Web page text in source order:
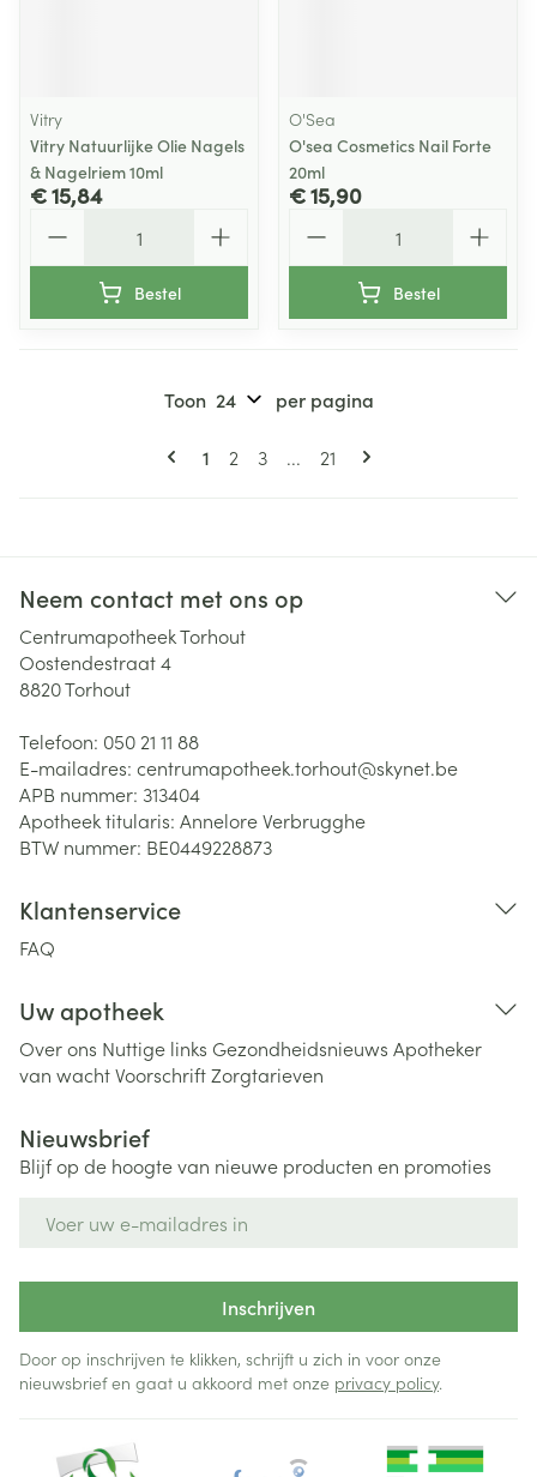
Vitry
Vitry Natuurlijke Olie Nagels
& Nagelriem 10ml
€ 15,84
Bestel
O'Sea
O'sea Cosmetics Nail Forte
20ml
€ 15,90
Bestel
Pagina's
U lees momenteel pagina
1 Pagina
2 Pagina
3 ... Pagina
21
Toon per pagina
Neem contact met ons op
Centrumapotheek Torhout
Oostendestraat 4
8820Torhout
Telefoon: 050 21 11 88
E-mailadres: centrumapotheek.torhout@skynet.be
APB nummer: 313404
Apotheek titularis: Annelore Verbrugghe
BTW nummer: BE0449228873
Klantenservice
FAQ
Uw apotheek
Over ons Nuttige links Gezondheidsnieuws Apotheker
van wachtVoorschriftZorgtarieven
Nieuwsbrief
Blijf op de hoogte van nieuwe producten en promoties
Inschrijven
Door op inschrijven te klikken, schrijft u zich in voor onze
nieuwsbrief en gaat u akkoord met onze privacy policy.